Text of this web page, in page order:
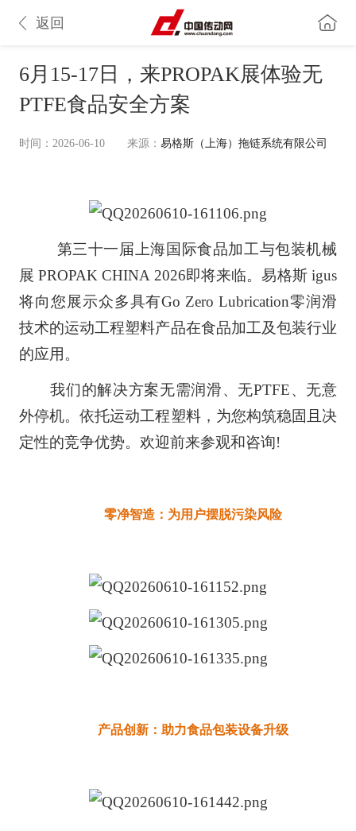
返回
6月15-17日，来PROPAK展体验无
PTFE食品安全方案
时间：2026-06-10 来源： 易格斯（上海）拖链系统有限公司
第三十一届上海国际食品加工与包装机械
展 PROPAK CHINA 2026即将来临。易格斯 igus
将向您展示众多具有Go Zero Lubrication零润滑
技术的运动工程塑料产品在食品加工及包装行业
的应用。
我们的解决方案无需润滑、无PTFE、无意
外停机。依托运动工程塑料，为您构筑稳固且决
定性的竞争优势。欢迎前来参观和咨询!
零净智造：为用户摆脱污染风险
产品创新：助力食品包装设备升级